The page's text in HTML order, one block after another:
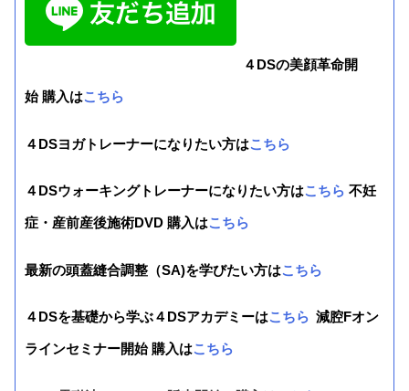
４DSの美顔革命開
始 購入はこちら
４DSヨガトレーナーになりたい方はこちら
４DSウォーキングトレーナーになりたい方はこちら 不妊
症・産前産後施術DVD 購入はこちら
最新の頭蓋縫合調整（SA)を学びたい方はこちら
４DSを基礎から学ぶ４DSアカデミーはこちら 減腔Fオン
ラインセミナー開始 購入はこちら